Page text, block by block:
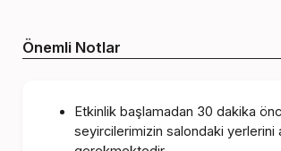
Önemli Notlar
Etkinlik başlamadan 30 dakika
seyircilerimizin salondaki yerlerini